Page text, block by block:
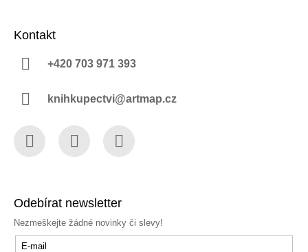
Kontakt
+420 703 971 393
knihkupectvi@artmap.cz
Odebírat newsletter
Nezmeškejte žádné novinky či slevy!
E-mail